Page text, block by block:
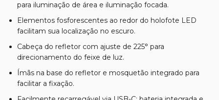
para iluminação de área e iluminação focada.
Elementos fosforescentes ao redor do holofote LED
facilitam sua localização no escuro.
Cabeça do refletor com ajuste de 225° para
direcionamento do feixe de luz.
Ímãs na base do refletor e mosquetão integrado para
facilitar a fixação.